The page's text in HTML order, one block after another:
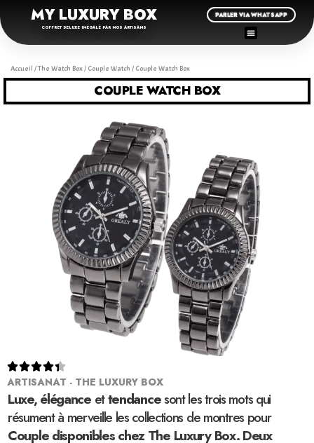
MY LUXURY BOX
COFFRET DELUXE INÉGALÉ PAR NOS ARTISANS
PARLER VIA WHATSAPP
Accueil /The Watch Box/ Couple Watch / Couple Watch Box
COUPLE WATCH BOX

ARTISANAT - THE LUXURY BOX
Luxe, éléganceettendancesont les trois mots qui
résument à merveille les collections de montres pour
Couple disponibles chez The Luxury Box. Deux